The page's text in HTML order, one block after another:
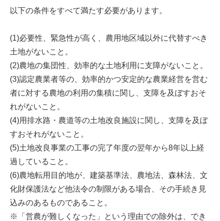
以下の条件をすべて満たす必要があります。
(1)必要性、緊急性が高く、農用地区域以外に代替すべき
土地がないこと。
(2)農地の集団性、効率的な土地利用に支障がないこと。
(3)認定農業者等の、効率的かつ安定的な農業経営を営む
者に対する農地の利用の集積に関し、支障を及ぼすおそ
れがないこと。
(4)用排水路・農道等の土地改良施設に関し、支障を及ぼ
すおそれがないこと。
(5)土地改良事業の工事の完了年度の翌年から8年以上経
過していること。
(6)農地転用目的地が、建築基準法、農地法、森林法、文
化財保護法など他法令の制限がある場合、その手続き見
込みのあるものであること。
※「営農が難しくなった」という理由での除外は、でき